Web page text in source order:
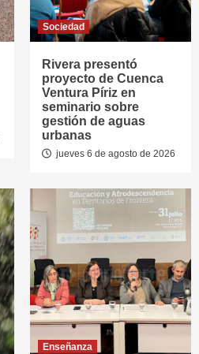
Sociedad
Rivera presentó
proyecto de Cuenca
Ventura Píriz en
seminario sobre
gestión de aguas
urbanas
jueves 6 de agosto de 2026
Enseñanza